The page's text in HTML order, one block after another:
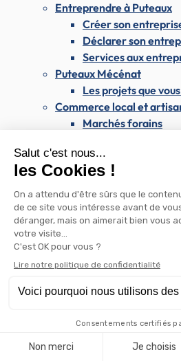
Entreprendre à Puteaux
Créer son
Déclarer son
Services aux
Puteaux Mécénat
Les projets que
Commerce local et
Marchés forains
Association
commerçants (APAC)
Appel à
Rétrocession de
Les commerces de
Attribution d'aides
Westfield Les 4
Les dimanches du
Santé & Solidarité
Centre médical Dolto